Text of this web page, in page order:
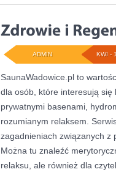
KWI -
ADMIN
SaunaWadowice.pl to
dla osób, które interesują się
prywatnymi basenami,
rozumianym relaksem.
zagadnieniach związanych z
Można tu znaleźć
relaksu, ale również dla